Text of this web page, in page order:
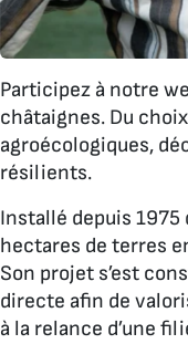
Participez à notre
châtaignes. Du
agroécologiques,
résilients.
Installé depuis 1975
hectares de terres
Son projet s’est
directe afin de
à la relance d’une